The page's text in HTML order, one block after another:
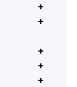
+
+
+
+
+